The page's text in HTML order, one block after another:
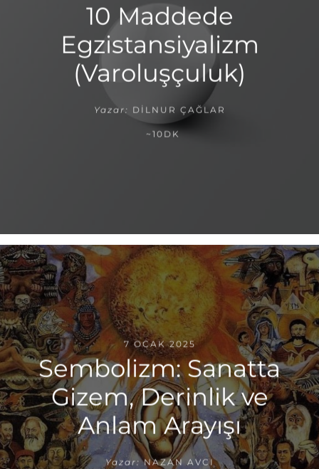
10 Maddede
Egzistansiyalizm
(Varoluşçuluk)
Yazar: DILNUR ÇAĞLAR
~10DK
7 OCAK 2025
Sembolizm: Sanatta
Gizem, Derinlik ve
Anlam Arayışı
Yazar: NAZAN AVCI